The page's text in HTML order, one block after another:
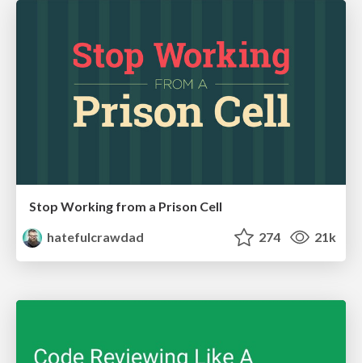
Stop Working from a Prison Cell
hatefulcrawdad
274 21k